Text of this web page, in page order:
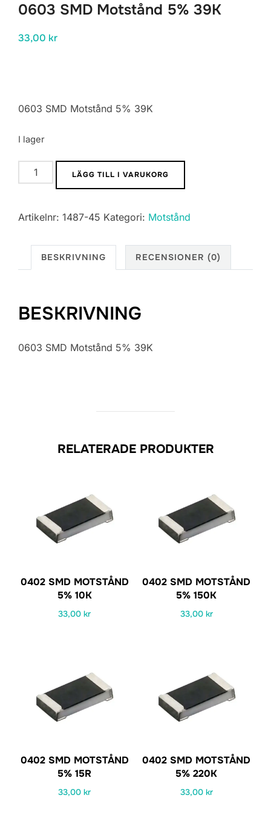
0603 SMD Motstånd 5% 39K
33,00 kr
0603 SMD Motstånd 5% 39K
I lager
0603
SMD
5%
mängd
LÄGG TILL I VARUKORG
Artikelnr: 1487-45 Kategori: Motstånd
BESKRIVNING RECENSIONER (0)
BESKRIVNING
0603 SMD Motstånd 5% 39K
RELATERADE PRODUKTER
0402 SMD MOTSTÅND
5% 10K
33,00kr
0402 SMD MOTSTÅND
5% 150K
33,00 kr
0402 SMD MOTSTÅND
5% 15R
33,00kr
0402 SMD MOTSTÅND
5% 220K
33,00 kr